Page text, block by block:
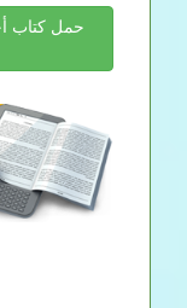
حمل كتاب